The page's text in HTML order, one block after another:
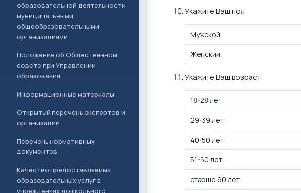
образовательной деятельности
муниципальными
общеобразовательными
организациями
Положение об Общественном
совете при Управлении
образования
Информационные материалы
Открытый перечень экспертов и
организаций
Перечень нормативных
документов
Качество предоставляемых
образовательных услуг в
учреждениях дошкольного
Укажите Ваш пол
Мужской
Женский
Укажите Ваш возраст
18-28 лет
29-39 лет
40-50 лет
51-60 лет
старше 60 лет